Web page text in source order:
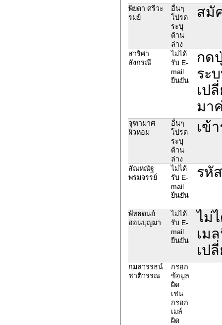
พิยดา ศรีวะ
รมย์
อื่นๆ
โปรด
ระบุ
ด้าน
ล่าง
สมั
สาริศา
สังกรณี
ไม่ได้
รับ E-
mail
ยืนยัน
กด
ระ
เป
มา
จุฑามาศ
ผิวหอม
อื่นๆ
โปรด
ระบุ
ด้าน
ล่าง
เข้
สัณหณัฐ
พรมจรรย์
ไม่ได้
รับ E-
mail
ยืนยัน
รหั
พัทธดนย์
อ่อนบุญมา
ไม่ได้
รับ E-
mail
ยืนยัน
ไม่
เม
เป
กมลวรรธน์
ชาติวรรณ
กรอก
ข้อมูล
ผิด
เช่น
กรอก
เมล์
ผิด